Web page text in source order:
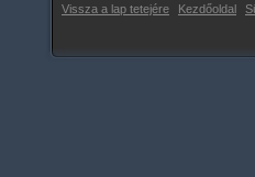
Vissza a lap tetejére Kezdőoldal